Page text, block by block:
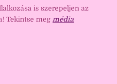
is szerepeljen az
Tekintse meg média